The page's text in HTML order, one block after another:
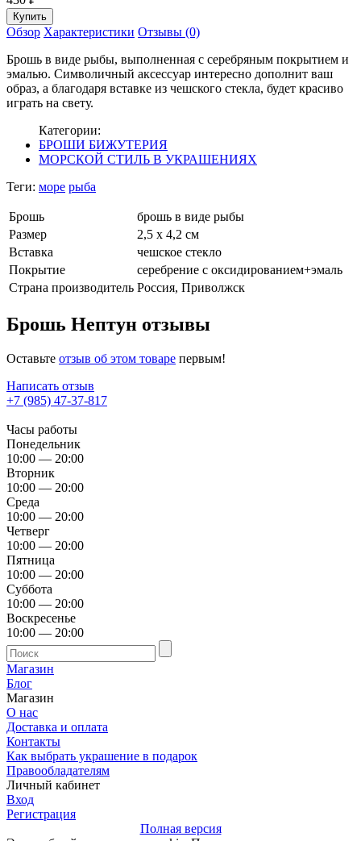
Обзор Характеристики Отзывы (0)
Брошь в виде рыбы, выполненная с серебряным покрытием и
эмалью. Символичный аксессуар интересно дополнит ваш
образ, а благодаря вставке из чешского стекла, будет красиво
играть на свету.
Категории:
БРОШИ БИЖУТЕРИЯ
МОРСКОЙ СТИЛЬ В УКРАШЕНИЯХ
Теги: море рыба
Брошь
брошь в виде рыбы
Размер
2,5 х 4,2 см
Вставка
чешское стекло
Покрытие
серебрение с оксидированием+эмаль
Страна производитель Россия, Приволжск
Брошь Нептун отзывы
Оставьте отзыв об этом товаре первым!
Написать отзыв
+7 (985) 47-37-817
Часы работы
Понедельник
10:00 — 20:00
Вторник
10:00 — 20:00
Среда
10:00 — 20:00
Четверг
10:00 — 20:00
Пятница
10:00 — 20:00
Суббота
10:00 — 20:00
Воскресенье
10:00 — 20:00
Магазин
Блог
Магазин
О нас
Доставка и оплата
Контакты
Как выбрать украшение в подарок
Правообладателям
Личный кабинет
Вход
Регистрация
Полная версия